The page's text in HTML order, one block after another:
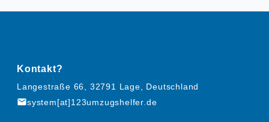
Kontakt?
Langestraße 66, 32791 Lage, Deutschland
mailsystem[at]123umzugshelfer.de